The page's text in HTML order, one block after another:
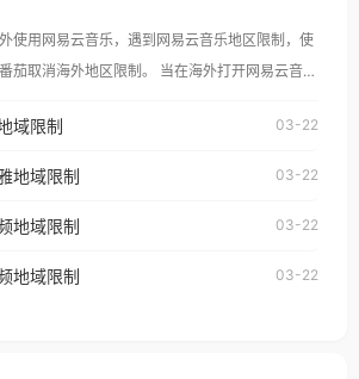
他音乐平台一样，出现地区及版权限制问题，且
中国大陆地区播放。 遇到这个问题的朋友们，
、美国、加拿大、澳大利亚、欧洲等国家和地区
制所困扰。
使用网易云音乐，遇到网易云音乐地区限制，使
取消海外地区限制。 当在海外打开网易云音
示语。 海外用户如香港、澳门、台湾、美
题，且仅能在中国大陆地区播放。 遇到这个问题
听网易云音乐地区版权限制」的问题，无论人在
域限制 03-22
地域限制 03-22
地域限制 03-22
地域限制 03-22